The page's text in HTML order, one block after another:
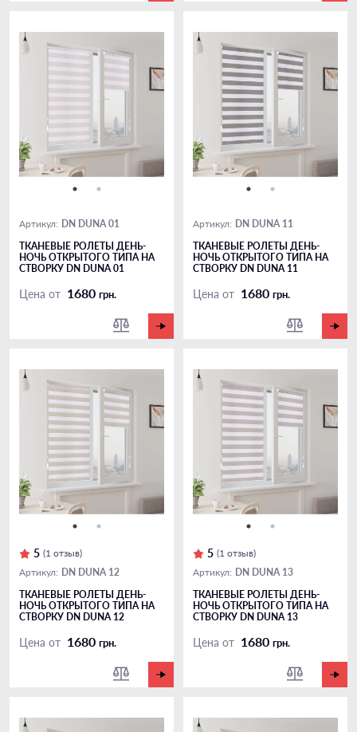
Артикул: DN DUNA 01
ТКАНЕВЫЕ РОЛЕТЫ ДЕНЬ-
НОЧЬ ОТКРЫТОГО ТИПА НА
СТВОРКУ DN DUNA 01
Цена от 1680 грн.
Артикул: DN DUNA 11
ТКАНЕВЫЕ РОЛЕТЫ ДЕНЬ-
НОЧЬ ОТКРЫТОГО ТИПА НА
СТВОРКУ DN DUNA 11
Цена от 1680 грн.
5 (1 отзыв)
Артикул: DN DUNA 12
ТКАНЕВЫЕ РОЛЕТЫ ДЕНЬ-
НОЧЬ ОТКРЫТОГО ТИПА НА
СТВОРКУ DN DUNA 12
Цена от 1680 грн.
5 (1 отзыв)
Артикул: DN DUNA 13
ТКАНЕВЫЕ РОЛЕТЫ ДЕНЬ-
НОЧЬ ОТКРЫТОГО ТИПА НА
СТВОРКУ DN DUNA 13
Цена от 1680 грн.